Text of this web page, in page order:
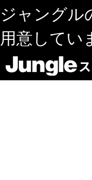
ジャングル
用意してい